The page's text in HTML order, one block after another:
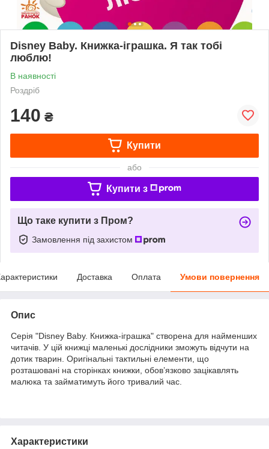
Disney Baby. Книжка-іграшка. Я так тобі
люблю!
В наявності
Роздріб
140 ₴
Купити
або
Купити з
Що таке купити з Пром?
Замовлення під захистом
Доставка Оплата Умови повернення
Опис
Серія "Disney Baby. Книжка-іграшка" створена для найменших
читачів. У цій книжці маленькі дослідники зможуть відчути на
дотик тварин. Оригінальні тактильні елементи, що
розташовані на сторінках книжки, обов’язково зацікавлять
малюка та займатимуть його тривалий час.
Характеристики